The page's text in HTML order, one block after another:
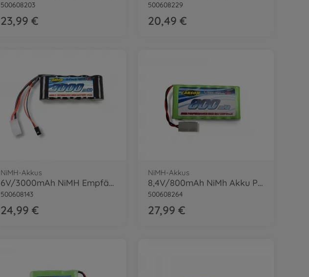
500608203
23,99 €
500608229
20,49 €
NiMH-Akkus
6V/3000mAh NiMH Empfängerakku TAM/JR
500608143
24,99 €
NiMH-Akkus
8,4V/800mAh NiMh Akku Pickup Crawler
500608264
27,99 €